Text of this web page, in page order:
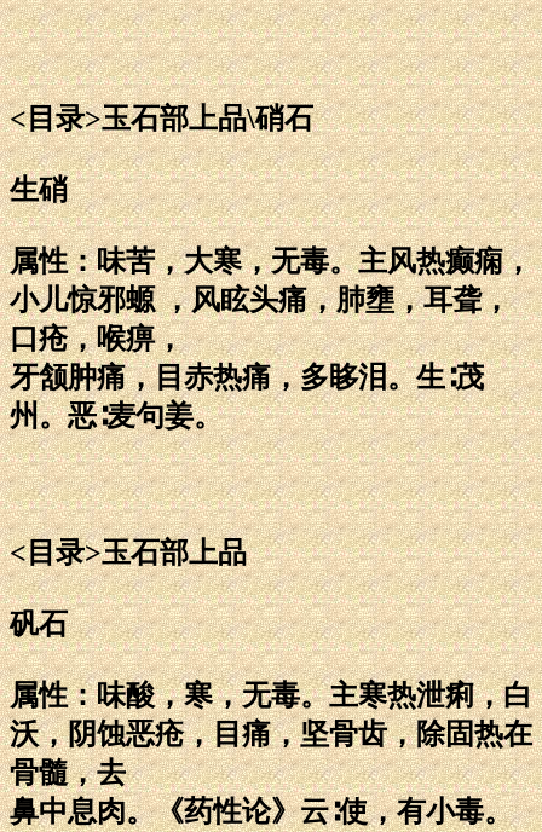
<目录>玉石部上品\硝石
生硝
属性：味苦，大寒，无毒。主风热癫痫，
小儿惊邪螈 ，风眩头痛，肺壅，耳聋，
口疮，喉痹，
牙颔肿痛，目赤热痛，多眵泪。生∶茂
州。恶∶麦句姜。
<目录>玉石部上品
矾石
属性：味酸，寒，无毒。主寒热泄痢，白
沃，阴蚀恶疮，目痛，坚骨齿，除固热在
骨髓，去
鼻中息肉。《药性论》云∶使，有小毒。